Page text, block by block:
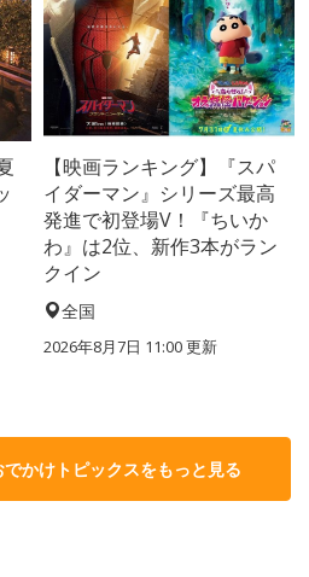
【映画ランキング】『スパ
イダーマン』シリーズ最高
発進で初登場V！『ちいか
わ』は2位、新作3本がラン
クイン
全国
2026年8月7日 11:00更新
かけトピックスをもっと見る